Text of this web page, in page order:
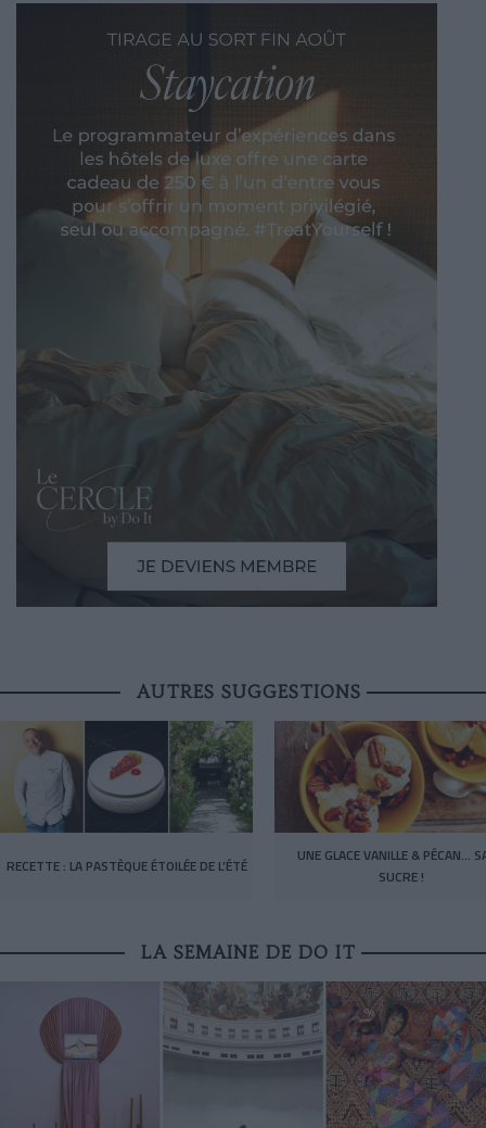
AUTRES SUGGESTIONS
RECETTE : LA PASTÈQUE ÉTOILÉE DE L’ÉTÉ
UNE GLACE VANILLE & PÉCAN…
SUCRE !
LA SEMAINE DE DO IT